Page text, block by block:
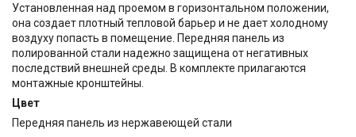
Установленная над проемом в горизонтальном положении,
она создает плотный тепловой барьер и не дает холодному
воздуху попасть в помещение. Передняя панель из
полированной стали надежно защищена от негативных
последствий внешней среды. В комплекте прилагаются
монтажные кронштейны.
Цвет
Передняя панель из нержавеющей стали